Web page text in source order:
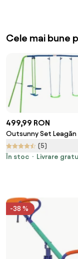
Cele mai bune
499,99 RON
Outsunny Set Leagăn
Grădină cu Leagăn
Leagăne Simple,
cm, Verde | Aosom
(5)
În stoc
Livrare
-38 %